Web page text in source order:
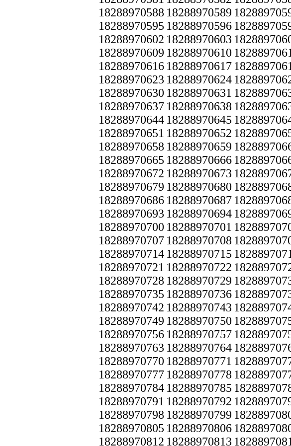
18288970588 18288970589
18288970595 18288970596
18288970602 18288970603
18288970609 18288970610
18288970616 18288970617
18288970623 18288970624
18288970630 18288970631
18288970637 18288970638
18288970644 18288970645
18288970651 18288970652
18288970658 18288970659
18288970665 18288970666
18288970672 18288970673
18288970679 18288970680
18288970686 18288970687
18288970693 18288970694
18288970700 18288970701
18288970707 18288970708
18288970714 18288970715
18288970721 18288970722
18288970728 18288970729
18288970735 18288970736
18288970742 18288970743
18288970749 18288970750
18288970756 18288970757
18288970763 18288970764
18288970770 18288970771
18288970777 18288970778
18288970784 18288970785
18288970791 18288970792
18288970798 18288970799
18288970805 18288970806
18288970812 18288970813